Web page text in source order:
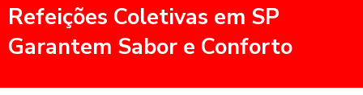
Refeições Coletivas em SP
Garantem Sabor e Conforto